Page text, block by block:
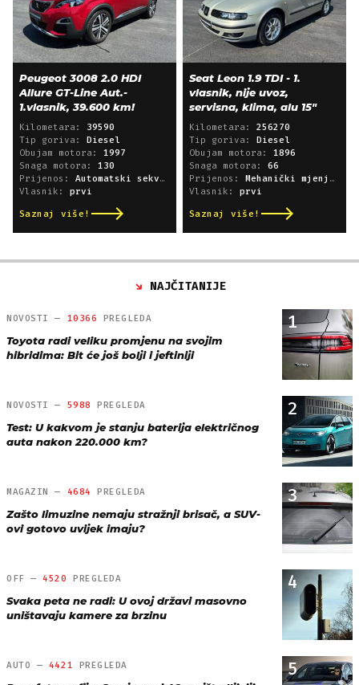
Peugeot 3008 2.0 HDI
Allure GT-Line Aut.-
1.vlasnik, 39.600 km!
Kilometara: 39590
Tip goriva: Diesel
Obujam motora: 1997
Snaga motora: 130
Prijenos: Automatski sekvencijski
Vlasnik: prvi
Saznaj više!
Seat Leon 1.9 TDI - 1.
vlasnik, nije uvoz,
servisna, klima, alu 15"
Kilometara: 256270
Tip goriva: Diesel
Obujam motora: 1896
Snaga motora: 66
Prijenos: Mehanički mjenjač
Vlasnik: prvi
Saznaj više!
NAJČITANIJE
1
NOVOSTI — 10366 PREGLEDA
Toyota radi veliku promjenu na svojim
hibridima: Bit će još bolji i jeftiniji
2
NOVOSTI — 5988 PREGLEDA
Test: U kakvom je stanju baterija električnog
auta nakon 220.000 km?
3
MAGAZIN — 4684 PREGLEDA
Zašto limuzine nemaju stražnji brisač, a SUV-
ovi gotovo uvijek imaju?
4
OFF —4520 PREGLEDA
Svaka peta ne radi: U ovoj državi masovno
uništavaju kamere za brzinu
5
AUTO — 4421 PREGLEDA